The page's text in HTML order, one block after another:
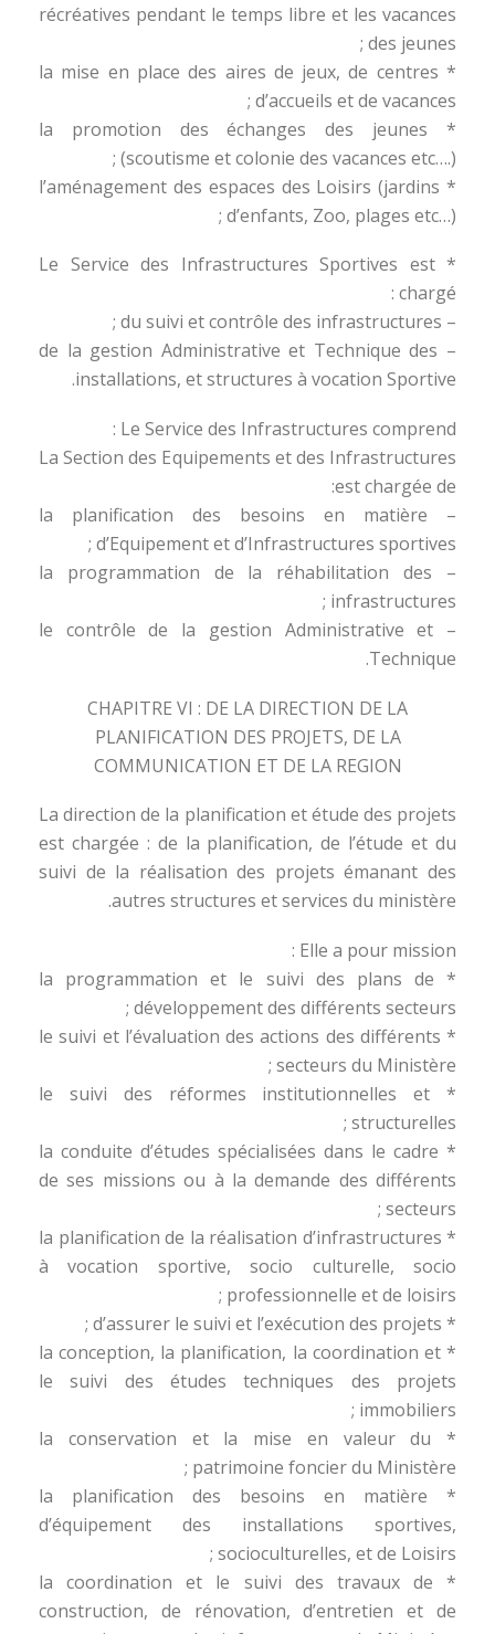
récréatives pendant le temps libre et les vacances
des jeunes ;
* la mise en place des aires de jeux, de centres
d’accueils et de vacances ;
* la promotion des échanges des jeunes
(scoutisme et colonie des vacances etc….) ;
* l’aménagement des espaces des Loisirs (jardins
d’enfants, Zoo, plages etc…) ;
* Le Service des Infrastructures Sportives est
chargé :
– du suivi et contrôle des infrastructures ;
– de la gestion Administrative et Technique des
installations, et structures à vocation Sportive.
Le Service des Infrastructures comprend :
La Section des Equipements et des Infrastructures
est chargée de:
– la planification des besoins en matière
d’Equipement et d’Infrastructures sportives ;
– la programmation de la réhabilitation des
infrastructures ;
– le contrôle de la gestion Administrative et
Technique.
CHAPITRE VI : DE LA DIRECTION DE LA
PLANIFICATION DES PROJETS, DE LA
COMMUNICATION ET DE LA REGION
La direction de la planification et étude des projets
est chargée : de la planification, de l’étude et du
suivi de la réalisation des projets émanant des
autres structures et services du ministère.
Elle a pour mission :
* la programmation et le suivi des plans de
développement des différents secteurs ;
* le suivi et l’évaluation des actions des différents
secteurs du Ministère ;
* le suivi des réformes institutionnelles et
structurelles ;
* la conduite d’études spécialisées dans le cadre
de ses missions ou à la demande des différents
secteurs ;
* la planification de la réalisation d’infrastructures
à vocation sportive, socio culturelle, socio
professionnelle et de loisirs ;
* d’assurer le suivi et l’exécution des projets ;
* la conception, la planification, la coordination et
le suivi des études techniques des projets
immobiliers ;
* la conservation et la mise en valeur du
patrimoine foncier du Ministère ;
* la planification des besoins en matière
d’équipement des installations sportives,
socioculturelles, et de Loisirs ;
* la coordination et le suivi des travaux de
construction, de rénovation, d’entretien et de